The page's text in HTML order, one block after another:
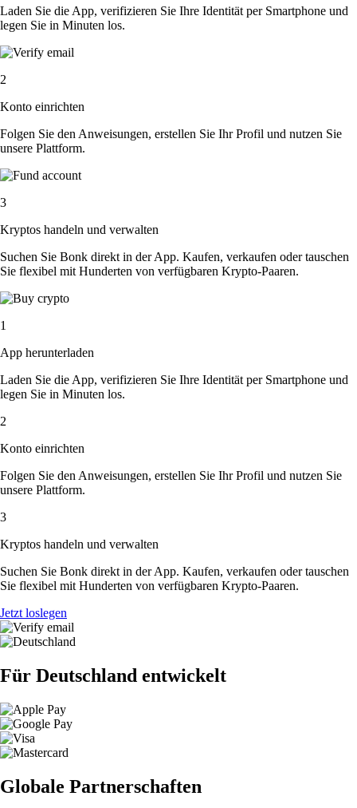
Laden Sie die App, verifizieren Sie Ihre Identität per Smartphone und
legen Sie in Minuten los.
2
Konto einrichten
Folgen Sie den Anweisungen, erstellen Sie Ihr Profil und nutzen Sie
unsere Plattform.
3
Kryptos handeln und verwalten
Suchen Sie Bonk direkt in der App. Kaufen, verkaufen oder tauschen
Sie flexibel mit Hunderten von verfügbaren Krypto-Paaren.
1
App herunterladen
Laden Sie die App, verifizieren Sie Ihre Identität per Smartphone und
legen Sie in Minuten los.
2
Konto einrichten
Folgen Sie den Anweisungen, erstellen Sie Ihr Profil und nutzen Sie
unsere Plattform.
3
Kryptos handeln und verwalten
Suchen Sie Bonk direkt in der App. Kaufen, verkaufen oder tauschen
Sie flexibel mit Hunderten von verfügbaren Krypto-Paaren.
Jetzt loslegen
Für Deutschland entwickelt
Globale Partnerschaften